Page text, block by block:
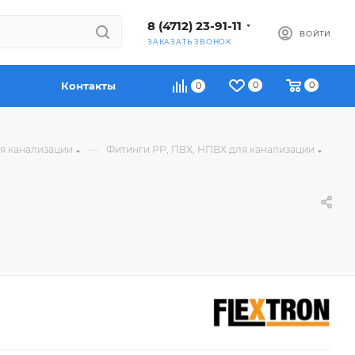
8 (4712) 23-91-11
ЗАКАЗАТЬ ЗВОНОК
ВОЙТИ
0 0 0
Контакты
канализации — Фитинги РР, ПВХ, НПВХ для канализации